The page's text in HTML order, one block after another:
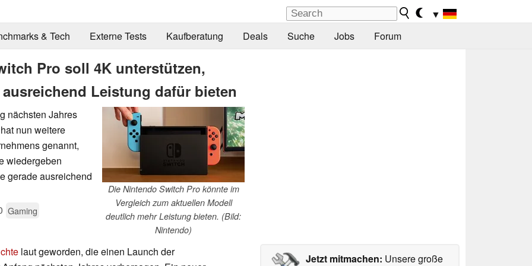
▼
& Tech
Externe Tests Kaufberatung Deals Suche Jobs Forum
Pro soll 4K unterstützen,
Leistung dafür bieten
Die Nintendo Switch Pro könnte im
Vergleich zum aktuellen Modell
deutlich mehr Leistung bieten. (Bild:
Nintendo)
nächsten Jahres
nun weitere
genannt,
wiedergeben
gerade ausreichend
Gaming
Jetzt mitmachen: Unsere große
laut geworden, die einen Launch der